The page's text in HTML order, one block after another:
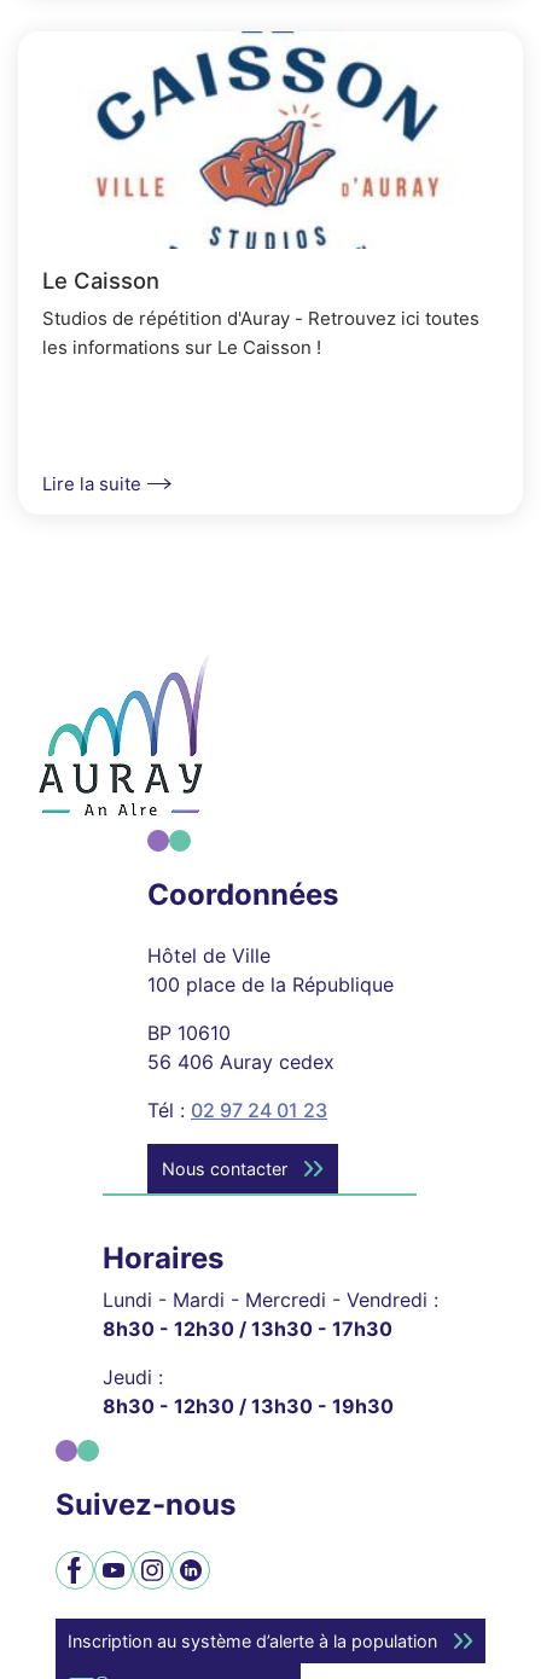
Le Caisson
Studios de répétition d'Auray - Retrouvez ici toutes
les informations sur Le Caisson !
Lire la suite
Coordonnées
Hôtel de Ville
100 place de la République
BP 10610
56 406 Auray cedex
Tél : 02 97 24 01 23
Nous contacter
Horaires
Lundi - Mardi - Mercredi - Vendredi :
8h30 - 12h30 / 13h30 - 17h30
Jeudi :
8h30 - 12h30 / 13h30 - 19h30
Suivez-nous
Facebook
YouTubeInstagram
LinkedIn
Inscription au système d’alerte à la population